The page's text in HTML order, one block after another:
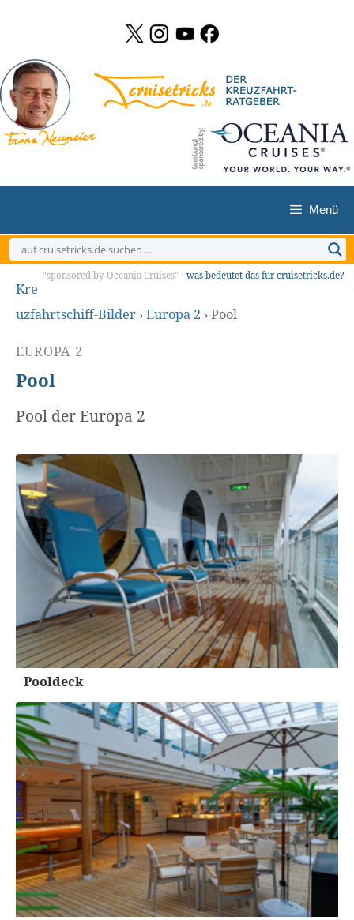
springen
Menü
"sponsored by Oceania Cruises" - was bedeutet das für cruisetricks.de?
Kre
uzfahrtschiff-Bilder ›Europa 2 ›Pool
EUROPA 2
Pool
Pool der Europa 2
Pooldeck